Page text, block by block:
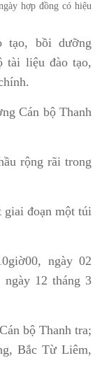
hợp đồng có hiệu
bồi dưỡng
tài liệu đào tạo,
Cán bộ Thanh
rộng rãi trong
giai đoạn một túi
ngày 02
ngày 12 tháng 3
bộ Thanh tra;
Bắc Từ Liêm,